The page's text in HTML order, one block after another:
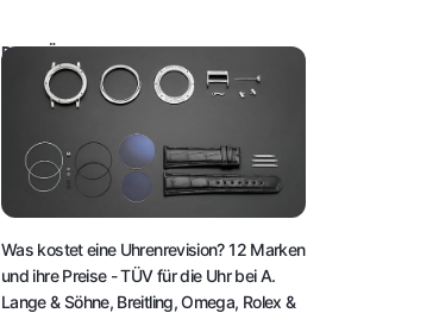
DAS KÖNNTE SIE AUCH INTERESSIEREN:
Was kostet eine Uhrenrevision? 12 Marken
und ihre Preise - TÜV für die Uhr bei A.
Lange & Söhne, Breitling, Omega, Rolex &